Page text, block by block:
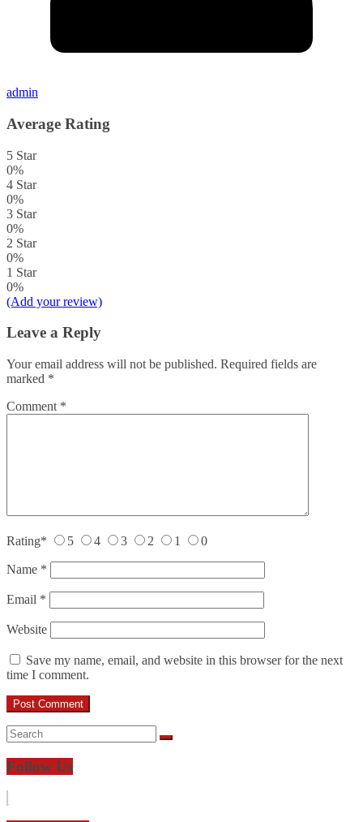
admin
Average Rating
5 Star
0%
4 Star
0%
3 Star
0%
2 Star
0%
1 Star
0%
(Add your review)
Leave a Reply
Your email address will not be published. Required fields are
marked *
Comment *
Rating* 5 4 3 2 1 0
Name *
Email *
Website
Save my name, email, and website in this browser for the next
time I comment.
Follow Us